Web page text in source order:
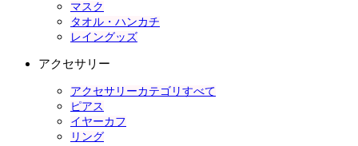
マスク
タオル・ハンカチ
レイングッズ
アクセサリー
アクセサリーカテゴリすべて
ピアス
イヤーカフ
リング